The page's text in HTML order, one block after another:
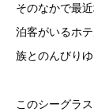
そのなかで最
泊客がいるホ
族とのんびり
このシーグラ